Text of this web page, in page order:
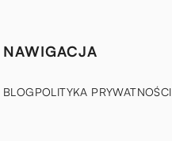
NAWIGACJA
BLOGPOLITYKA PRYWATNOŚCI